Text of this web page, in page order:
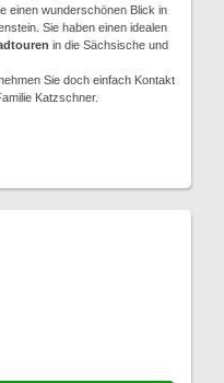
einen wunderschönen Blick in
Sie haben einen idealen
in die Sächsische und
Sie doch einfach Kontakt
Katzschner.